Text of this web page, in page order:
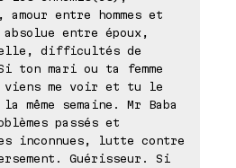
entre hommes et
entre époux,
difficultés de
ton mari ou ta femme
me voir et tu le
même semaine. Mr Baba
passés et
inconnues, lutte contre
Guérisseur. Si